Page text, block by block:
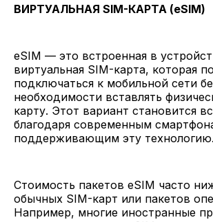
ВИРТУАЛЬНАЯ SIM-КАРТА (eSIM)
eSIM — это встроенная в
виртуальная SIM-карта, которая
подключаться к мобильной сети
необходимости вставлять
карту. Этот вариант становится
благодаря современным
поддерживающим эту
Стоимость пакетов eSIM часто
обычных SIM-карт или пакетов
Например, многие иностранные